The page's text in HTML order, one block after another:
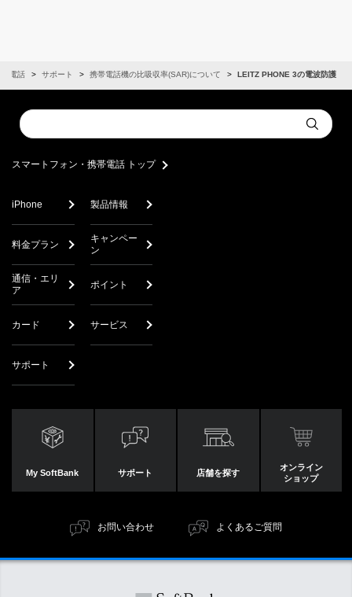
帯電話 サポート 携帯電話機の比吸収率(SAR)について LEITZ PHONE 3の電波防護
Conduct
a
Submit
スマートフォン・携帯電話 トップ
iPhone 製品情報
料金プラン
キャンペー
ン
通信・エリ
ア
ポイント
カード サービス
サポート
My SoftBank サポート 店舗を探す
オンライン
ショップ
お問い合わせ よくあるご質問